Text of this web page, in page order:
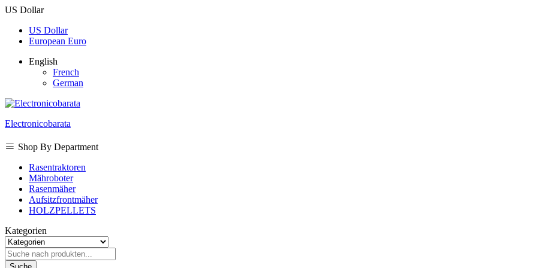
US Dollar
US Dollar
European Euro
English
French
German
Electronicobarata
Shop By Department
Rasentraktoren
Mähroboter
Rasenmäher
Aufsitzfrontmäher
HOLZPELLETS
Kategorien